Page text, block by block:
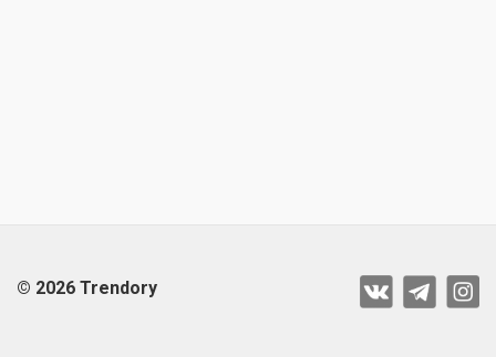
© 2026 Trendory